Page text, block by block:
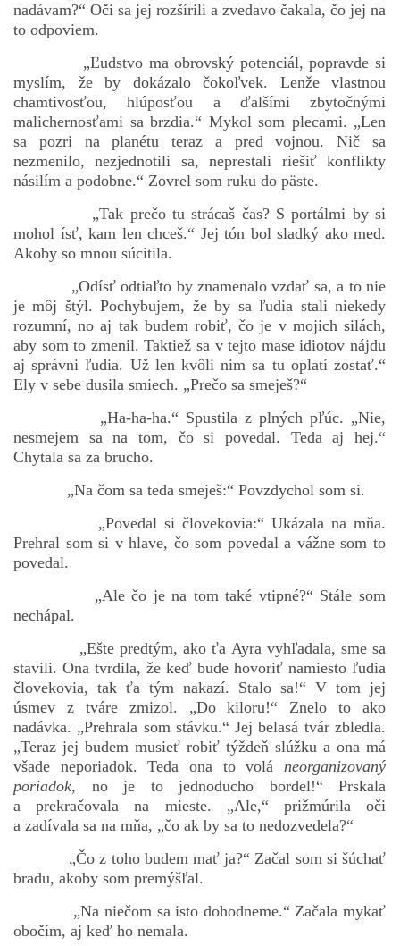
nadávam?“ Oči sa jej rozšírili a zvedavo čakala, čo jej na
to odpoviem.
„Ľudstvo ma obrovský potenciál, popravde si
myslím, že by dokázalo čokoľvek. Lenže vlastnou
chamtivosťou, hlúposťou a ďalšími zbytočnými
malichernosťami sa brzdia.“ Mykol som plecami. „Len
sa pozri na planétu teraz a pred vojnou. Nič sa
nezmenilo, nezjednotili sa, neprestali riešiť konflikty
násilím a podobne.“ Zovrel som ruku do päste.
„Tak prečo tu strácaš čas? S portálmi by si
mohol ísť, kam len chceš.“ Jej tón bol sladký ako med.
Akoby so mnou súcitila.
„Odísť odtiaľto by znamenalo vzdať sa, a to nie
je môj štýl. Pochybujem, že by sa ľudia stali niekedy
rozumní, no aj tak budem robiť, čo je v mojich silách,
aby som to zmenil. Taktiež sa v tejto mase idiotov nájdu
aj správni ľudia. Už len kvôli nim sa tu oplatí zostať.“
Ely v sebe dusila smiech. „Prečo sa smeješ?“
„Ha-ha-ha.“ Spustila z plných pľúc. „Nie,
nesmejem sa na tom, čo si povedal. Teda aj hej.“
Chytala sa za brucho.
„Na čom sa teda smeješ:“ Povzdychol som si.
„Povedal si človekovia:“ Ukázala na mňa.
Prehral som si v hlave, čo som povedal a vážne som to
povedal.
„Ale čo je na tom také vtipné?“ Stále som
nechápal.
„Ešte predtým, ako ťa Ayra vyhľadala, sme sa
stavili. Ona tvrdila, že keď bude hovoriť namiesto ľudia
človekovia, tak ťa tým nakazí. Stalo sa!“ V tom jej
úsmev z tváre zmizol. „Do kiloru!“ Znelo to ako
nadávka. „Prehrala som stávku.“ Jej belasá tvár zbledla.
„Teraz jej budem musieť robiť týždeň slúžku a ona má
všade neporiadok. Teda ona to volá neorganizovaný
poriadok, no je to jednoducho bordel!“ Prskala
a prekračovala na mieste. „Ale,“ prižmúrila oči
a zadívala sa na mňa, „čo ak by sa to nedozvedela?“
„Čo z toho budem mať ja?“ Začal som si šúchať
bradu, akoby som premýšľal.
„Na niečom sa isto dohodneme.“ Začala mykať
obočím, aj keď ho nemala.